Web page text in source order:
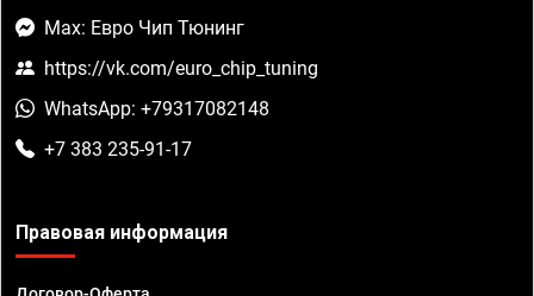
Max: Евро Чип Тюнинг
https://vk.com/euro_chip_tuning
WhatsApp: +79317082148
+7 383 235-91-17
Правовая информация